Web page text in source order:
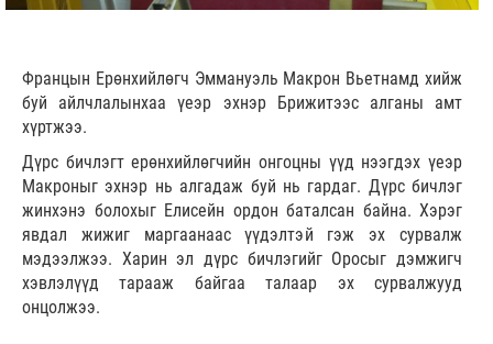
Францын Ерөнхийлөгч Эммануэль Макрон Вьетнамд хийж
буй айлчлалынхаа үеэр эхнэр Брижитээс алганы амт
хүртжээ.
Дүрс бичлэгт ерөнхийлөгчийн онгоцны үүд нээгдэх үеэр
Макроныг эхнэр нь алгадаж буй нь гардаг. Дүрс бичлэг
жинхэнэ болохыг Елисейн ордон баталсан байна. Хэрэг
явдал жижиг маргаанаас үүдэлтэй гэж эх сурвалж
мэдээлжээ. Харин эл дүрс бичлэгийг Оросыг дэмжигч
хэвлэлүүд тарааж байгаа талаар эх сурвалжууд
онцолжээ.